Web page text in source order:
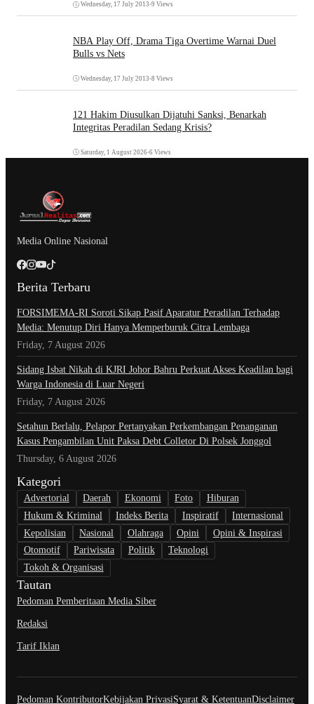
Wednesday, 17 July 2013 •9 Views
NBA Play Off, Drama Tiga Overtime Warnai Duel
Bulls vs Nets
Wednesday, 17 July 2013 •8 Views
121 Hakim Diusulkan Dijatuhi Sanksi, Benarkah
Integritas Peradilan Sedang Krisis?
Saturday, 1 August 2026•6 Views
Media Online Nasional
Berita Terbaru
​FORSIMEMA-RI Soroti Sikap Pasif Aparatur Peradilan Terhadap
Media: Menutup Diri Hanya Memperburuk Citra Lembaga
Friday, 7 August 2026
Sidang Isbat Nikah di KJRI Johor Bahru Perkuat Akses Keadilan bagi
Warga Indonesia di Luar Negeri
Friday, 7 August 2026
Setahun Berlalu, Pelapor Pertanyakan Perkembangan Penanganan
Kasus Pengambilan Unit Paksa Debt Colletor Di Polsek Jonggol
Thursday, 6 August 2026
Kategori
Advertorial Daerah Ekonomi Foto
Hiburan
Hukum & Kriminal
Indeks Berita Inspiratif
Internasional
Kepolisian
Nasional Olahraga Opini
Opini & Inspirasi
Otomotif
Pariwisata Politik
Teknologi
Tokoh & Organisasi
Tautan
Pedoman Pemberitaan Media Siber
Redaksi
Tarif Iklan
Pedoman KontributorKebijakan PrivasiSyarat & KetentuanDisclaimer